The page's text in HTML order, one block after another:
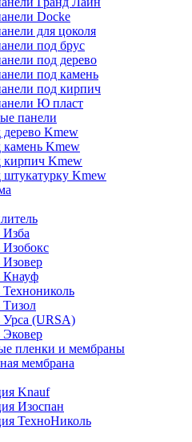
Docke
для цоколя
под брус
под дерево
под камень
под кирпич
Ю пласт
панели
Kmew
Kmew
кирпич Kmew
Kmew
Изба
Изобокс
Изовер
Кнауф
Тизол
Урса (URSA)
Эковер
пленки и мембраны
мембрана
Knauf
Изоспан
ТехноНиколь